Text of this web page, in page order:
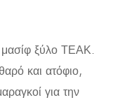
μασίφ ξύλο ΤΕΑΚ.
και ατόφιο,
για την